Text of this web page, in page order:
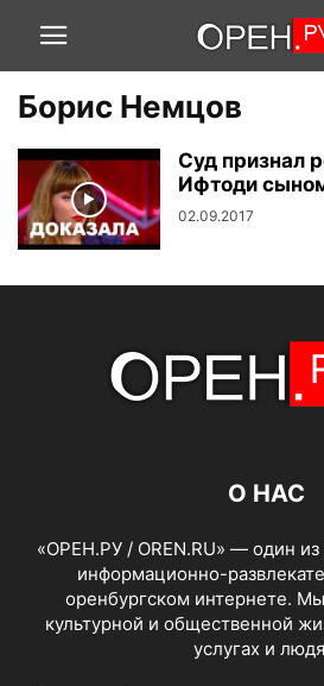
Борис Немцов
Суд признал
Ифтоди
02.09.2017
О НАС
«ОРЕН.РУ / OREN.RU» — один
информационно-
оренбургском интернете.
культурной и общественной
услугах и